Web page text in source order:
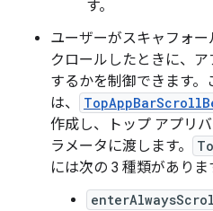
す。
ユーザーがスキャフォ
クロールしたときに、
するかを制御できます。
は、
作成し、トップ アプリ
ラメータに渡します。
には次の 3 種類がありま